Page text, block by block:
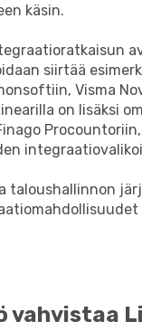
käsin.
siirtää
Visma
on lisäksi
taloushallinnon
vahvistaa